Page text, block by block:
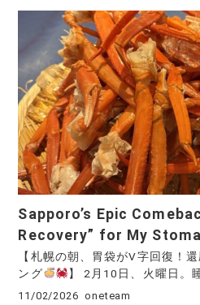
Sapporo’s Epic
Recovery” for My
【札幌の朝、胃袋がV字回復！
ング
】 2月10日、火曜日。
11/02/2026 oneteam